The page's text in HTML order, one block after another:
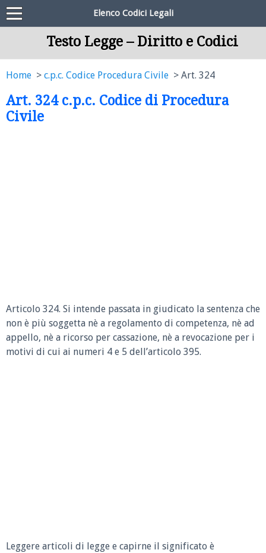
Elenco Codici Legali
Testo Legge – Diritto e Codici
Home c.p.c. Codice Procedura Civile Art. 324
Art. 324 c.p.c. Codice di Procedura
Civile
Articolo 324. Si intende passata in giudicato la sentenza che
non è più soggetta nè a regolamento di competenza, nè ad
appello, nè a ricorso per cassazione, nè a revocazione per i
motivi di cui ai numeri 4 e 5 dell’articolo 395.
Leggere articoli di legge e capirne il significato è